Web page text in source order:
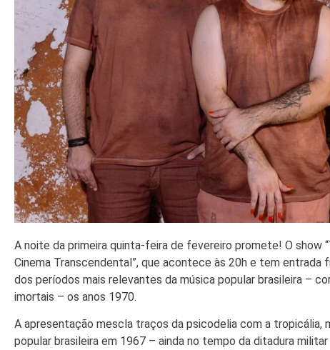
A noite da primeira quinta-feira de fevereiro promete! O show
Cinema Transcendental”, que acontece às 20h e tem entrada
dos períodos mais relevantes da música popular brasileira –
imortais – os anos 1970.
A apresentação mescla traços da psicodelia com a tropicália,
popular brasileira em 1967 – ainda no tempo da ditadura